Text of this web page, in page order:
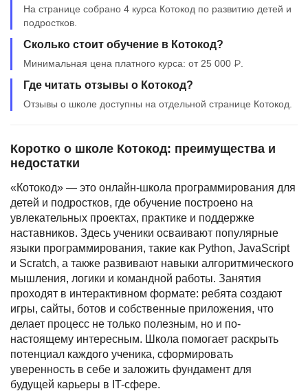
На странице собрано 4 курса Котокод по развитию детей и
подростков.
Сколько стоит обучение в Котокод?
Минимальная цена платного курса: от 25 000 ₽.
Где читать отзывы о Котокод?
Отзывы о школе доступны на отдельной странице Котокод.
Коротко о школе Котокод: преимущества и
недостатки
«Котокод» — это онлайн-школа программирования для
детей и подростков, где обучение построено на
увлекательных проектах, практике и поддержке
наставников. Здесь ученики осваивают популярные
языки программирования, такие как Python, JavaScript
и Scratch, а также развивают навыки алгоритмического
мышления, логики и командной работы. Занятия
проходят в интерактивном формате: ребята создают
игры, сайты, ботов и собственные приложения, что
делает процесс не только полезным, но и по-
настоящему интересным. Школа помогает раскрыть
потенциал каждого ученика, сформировать
уверенность в себе и заложить фундамент для
будущей карьеры в IT-сфере.